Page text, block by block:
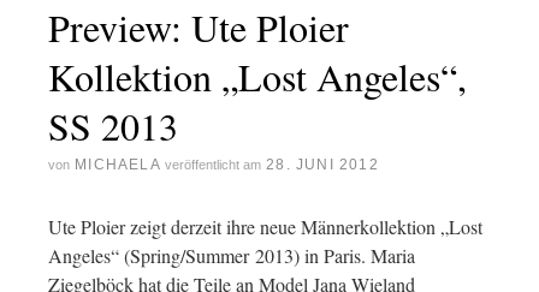
Preview: Ute Ploier
Kollektion „Lost Angeles“,
SS 2013
von MICHAELA veröffentlicht am 28. JUNI 2012
Ute Ploier zeigt derzeit ihre neue Männerkollektion „Lost
Angeles“ (Spring/Summer 2013) in Paris. Maria
Ziegelböck hat die Teile an Model Jana Wieland